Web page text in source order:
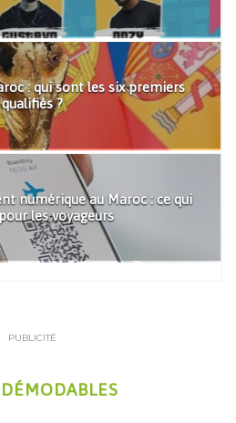
: qui sont les six premiers
qualifiés ?
numérique au Maroc : ce qui
les voyageurs
PUBLICITÉ